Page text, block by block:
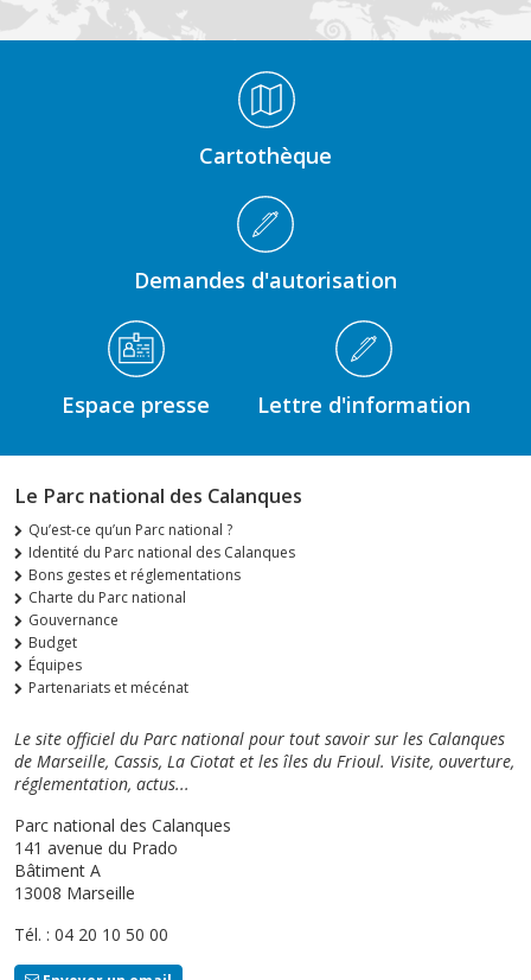
Cartothèque
Demandes d'autorisation
Espace presse Lettre d'information
Le Parc national des Calanques
Qu’est-ce qu’un Parc national ?
Identité du Parc national des Calanques
Bons gestes et réglementations
Charte du Parc national
Gouvernance
Budget
Équipes
Partenariats et mécénat
Le site officiel du Parc national pour tout savoir sur les Calanques
de Marseille, Cassis, La Ciotat et les îles du Frioul. Visite, ouverture,
réglementation, actus...
Parc national des Calanques
141 avenue du Prado
Bâtiment A
13008 Marseille
Tél. : 04 20 10 50 00